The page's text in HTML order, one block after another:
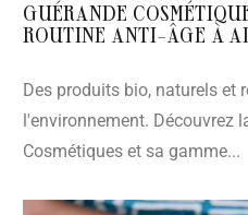
GUÉRANDE
ROUTINE ANTI-ÂGE À
Des produits bio, naturels et
l'environnement. Découvrez
Cosmétiques et sa gamme...